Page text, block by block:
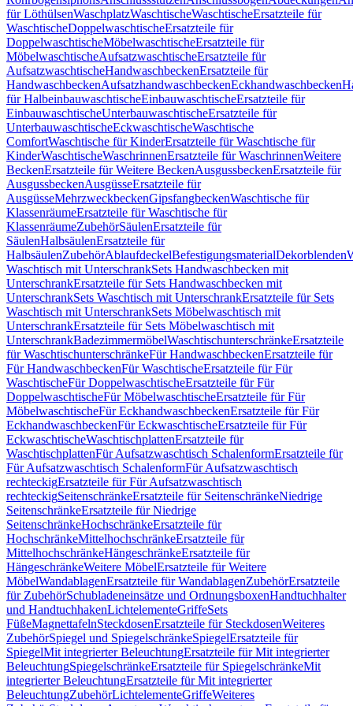
für LöthülsenWaschplatzWaschtischeWaschtischeErsatzteile für
WaschtischeDoppelwaschtischeErsatzteile für
DoppelwaschtischeMöbelwaschtischeErsatzteile für
MöbelwaschtischeAufsatzwaschtischeErsatzteile für
AufsatzwaschtischeHandwaschbeckenErsatzteile für
HandwaschbeckenAufsatzhandwaschbeckenEckhandwaschbecken
für HalbeinbauwaschtischeEinbauwaschtischeErsatzteile für
EinbauwaschtischeUnterbauwaschtischeErsatzteile für
UnterbauwaschtischeEckwaschtischeWaschtische
ComfortWaschtische für KinderErsatzteile für Waschtische für
KinderWaschtischeWaschrinnenErsatzteile für WaschrinnenWeitere
BeckenErsatzteile für Weitere BeckenAusgussbeckenErsatzteile für
AusgussbeckenAusgüsseErsatzteile für
AusgüsseMehrzweckbeckenGipsfangbeckenWaschtische für
KlassenräumeErsatzteile für Waschtische für
KlassenräumeZubehörSäulenErsatzteile für
SäulenHalbsäulenErsatzteile für
HalbsäulenZubehörAblaufdeckelBefestigungsmaterialDekorblenden
Waschtisch mit UnterschrankSets Handwaschbecken mit
UnterschrankErsatzteile für Sets Handwaschbecken mit
UnterschrankSets Waschtisch mit UnterschrankErsatzteile für Sets
Waschtisch mit UnterschrankSets Möbelwaschtisch mit
UnterschrankErsatzteile für Sets Möbelwaschtisch mit
UnterschrankBadezimmermöbelWaschtischunterschränkeErsatzteile
für WaschtischunterschränkeFür HandwaschbeckenErsatzteile für
Für HandwaschbeckenFür WaschtischeErsatzteile für Für
WaschtischeFür DoppelwaschtischeErsatzteile für Für
DoppelwaschtischeFür MöbelwaschtischeErsatzteile für Für
MöbelwaschtischeFür EckhandwaschbeckenErsatzteile für Für
EckhandwaschbeckenFür EckwaschtischeErsatzteile für Für
EckwaschtischeWaschtischplattenErsatzteile für
WaschtischplattenFür Aufsatzwaschtisch SchalenformErsatzteile für
Für Aufsatzwaschtisch SchalenformFür Aufsatzwaschtisch
rechteckigErsatzteile für Für Aufsatzwaschtisch
rechteckigSeitenschränkeErsatzteile für SeitenschränkeNiedrige
SeitenschränkeErsatzteile für Niedrige
SeitenschränkeHochschränkeErsatzteile für
HochschränkeMittelhochschränkeErsatzteile für
MittelhochschränkeHängeschränkeErsatzteile für
HängeschränkeWeitere MöbelErsatzteile für Weitere
MöbelWandablagenErsatzteile für WandablagenZubehörErsatzteile
für ZubehörSchubladeneinsätze und OrdnungsboxenHandtuchhalter
und HandtuchhakenLichtelementeGriffeSets
FüßeMagnettafelnSteckdosenErsatzteile für SteckdosenWeiteres
ZubehörSpiegel und SpiegelschränkeSpiegelErsatzteile für
SpiegelMit integrierter BeleuchtungErsatzteile für Mit integrierter
BeleuchtungSpiegelschränkeErsatzteile für SpiegelschränkeMit
integrierter BeleuchtungErsatzteile für Mit integrierter
BeleuchtungZubehörLichtelementeGriffeWeiteres